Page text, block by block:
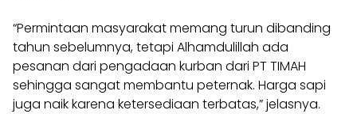
“Permintaan masyarakat memang turun dibanding
tahun sebelumnya, tetapi Alhamdulillah ada
pesanan dari pengadaan kurban dari PT TIMAH
sehingga sangat membantu peternak. Harga sapi
juga naik karena ketersediaan terbatas,” jelasnya.